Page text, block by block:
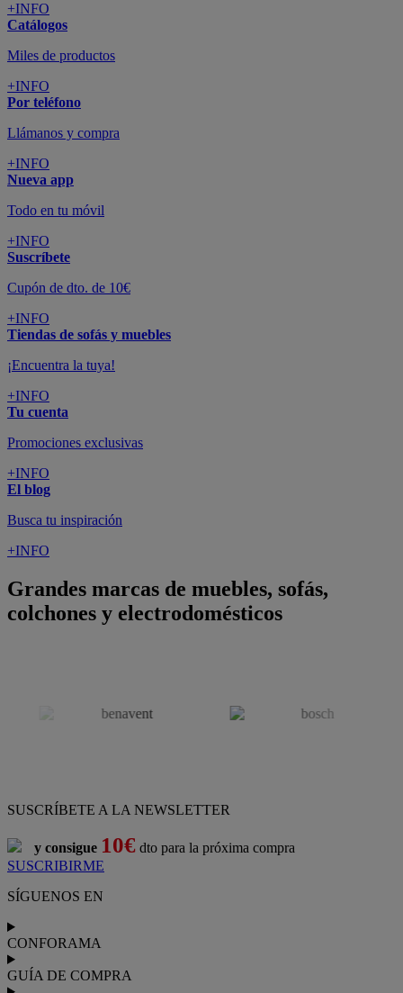
+INFO
Catálogos
Miles de productos
+INFO
Por teléfono
Llámanos y compra
+INFO
Nueva app
Todo en tu móvil
+INFO
Suscríbete
Cupón de dto. de 10€
+INFO
Tiendas de sofás y muebles
¡Encuentra la tuya!
+INFO
Tu cuenta
Promociones exclusivas
+INFO
El blog
Busca tu inspiración
+INFO
Grandes marcas de muebles, sofás,
colchones y electrodomésticos
SUSCRÍBETE A LA NEWSLETTER
y consigue 10€ dto para la próxima compra
SUSCRIBIRME
SÍGUENOS EN
CONFORAMA
GUÍA DE COMPRA